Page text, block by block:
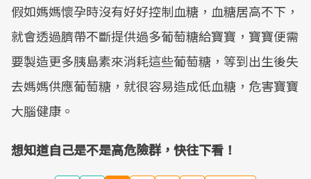
假如媽媽懷孕時沒有好好控制血糖，血糖居高不下，
就會透過臍帶不斷提供過多葡萄糖給寶寶，寶寶便需
要製造更多胰島素來消耗這些葡萄糖，等到出生後失
去媽媽供應葡萄糖，就很容易造成低血糖，危害寶寶
大腦健康。
想知道自己是不是高危險群，快往下看！